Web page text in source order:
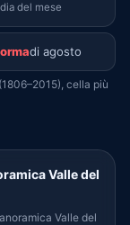
del mese
di agosto
cella più
Valle del
Valle del